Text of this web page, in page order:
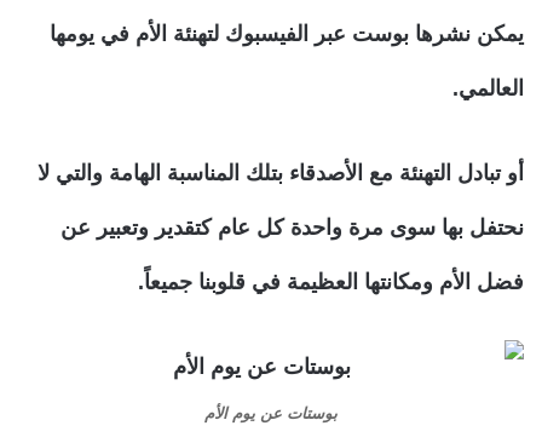
يمكن نشرها بوست عبر الفيسبوك لتهنئة الأم في يومها
العالمي.
أو تبادل التهنئة مع الأصدقاء بتلك المناسبة الهامة والتي لا
نحتفل بها سوى مرة واحدة كل عام كتقدير وتعبير عن
فضل الأم ومكانتها العظيمة في قلوبنا جميعاً.
بوستات عن يوم الأم